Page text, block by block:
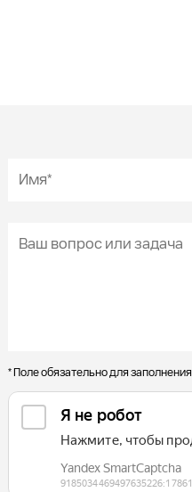
* Поле обязательно для заполнения